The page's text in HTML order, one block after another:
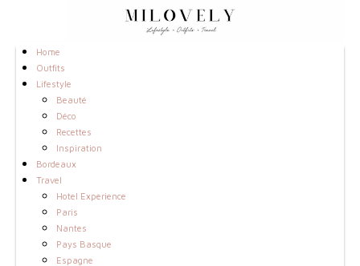
Home
Outfits
Lifestyle
Beauté
Déco
Recettes
Inspiration
Bordeaux
Travel
Hotel Experience
Paris
Nantes
Pays Basque
Espagne